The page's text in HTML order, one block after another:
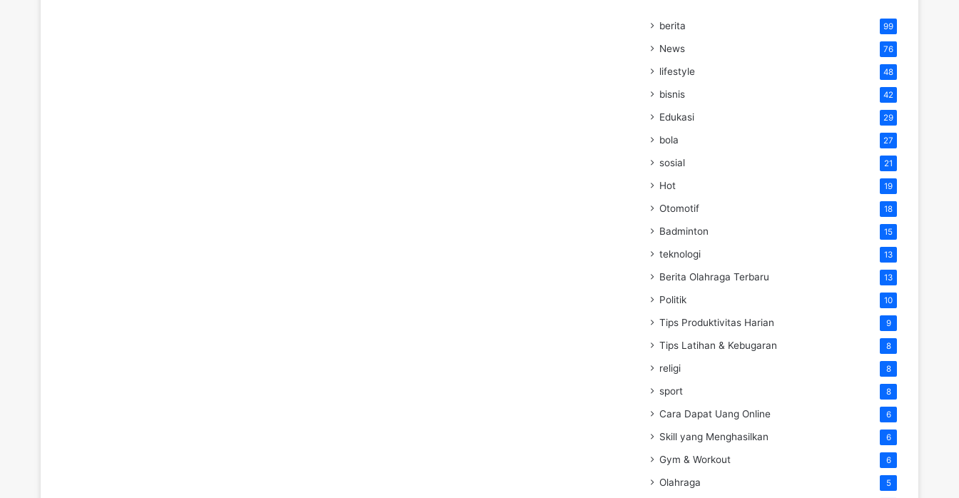
berita 99
News 76
lifestyle 48
bisnis 42
Edukasi 29
bola 27
sosial 21
Hot 19
Otomotif 18
Badminton 15
teknologi 13
Berita Olahraga Terbaru 13
Politik 10
Tips Produktivitas Harian 9
Tips Latihan & Kebugaran 8
religi 8
sport 8
Cara Dapat Uang Online 6
Skill yang Menghasilkan 6
Gym & Workout 6
Olahraga 5